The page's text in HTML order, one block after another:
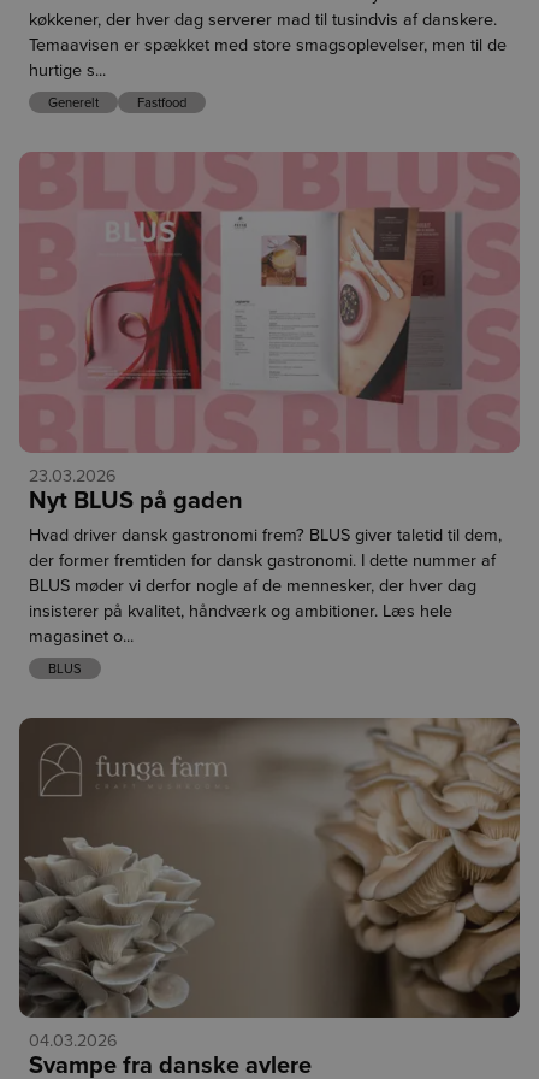
køkkener, der hver dag serverer mad til tusindvis af danskere.
Temaavisen er spækket med store smagsoplevelser, men til de
hurtige s...
Generelt Fastfood
23.03.2026
Nyt BLUS på gaden
Hvad driver dansk gastronomi frem? BLUS giver taletid til dem,
der former fremtiden for dansk gastronomi. I dette nummer af
BLUS møder vi derfor nogle af de mennesker, der hver dag
insisterer på kvalitet, håndværk og ambitioner. Læs hele
magasinet o...
BLUS
04.03.2026
Svampe fra danske avlere
sprød tekstur, hvilket gør dem til en alsidig råvare med
mange anvendelsesmuligheder. De kan serveres både rå, let
grillede og hurtigt stegte. Brug dem som et grønt element på
tallerkenen, i asiatiske retter eller i mindre anretninger, hvor
råvaren får lov at stå i centrum.
Pink' tomater af sorten Tatamaru Mucho er dyrket i danske
væksthuse og imponerer med deres smukke farve, saftige
konsistens og balancerede smag. Den behagelige sødme og
frugtighed gør dem oplagte i både kolde og varme retter.
Servér dem i friske salater, på sandwich eller lad dem spille
hovedrollen i en enkel tomatret, hvor råvaren virkelig
Danske Rainbow bladbeder (Varenr. 387830)
De farverige danske 'Rainbow' bladbeder fra Mellem Marker
byder på stængler i flotte nuancer af pink, rød, gul og orange
kombineret med dybgrønne og lilla blade. Bladbeder minder
om spinat, men har en mere fast struktur og en mild smag,
og både blade og stilke kan anvendes. De passer perfekt i
lune retter, sauteringer og friske sommersalater, hvor de
tilfører både smag, struktur og et flot farvespil.
Dansk højsæson – økologiske
fristelser til sommermenuen
Markér
som læst
Forrige
Husk, at du blot skal klikke på varenummeret for at komme
direkte til varen.
Den danske højsæson er i fuld gang, og lageret bugner af